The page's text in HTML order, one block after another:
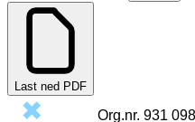
Last ned PDF
Org.nr. 931